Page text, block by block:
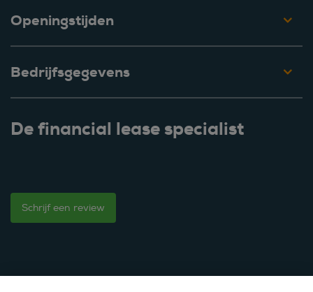
Openingstijden
Bedrijfsgegevens
De financial lease specialist
Schrijf een review